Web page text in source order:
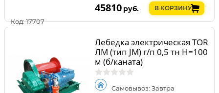
Код: 17707
45810 руб. В КОРЗИНУ
Лебедка электрическая TOR
ЛМ (тип JM) г/п 0,5 тн Н=100
м (б/каната)
Самовывоз: Завтра